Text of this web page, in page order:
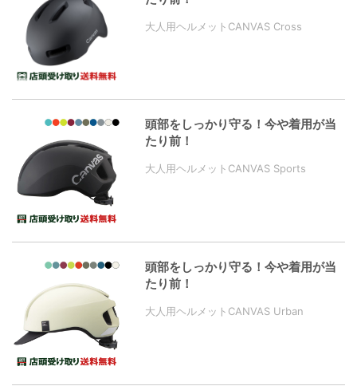
大人用ヘルメットCANVAS Cross
頭部をしっかり守る！今や着用が当
たり前！
大人用ヘルメットCANVAS Sports
頭部をしっかり守る！今や着用が当
たり前！
大人用ヘルメットCANVAS Urban